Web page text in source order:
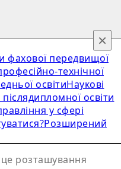
фахової передвищої
технічної
освітиНаукові
освіти
у сфері
Розширений
×